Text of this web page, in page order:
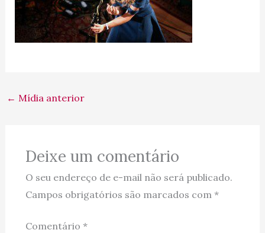
← Mídia anterior
Deixe um comentário
O seu endereço de e-mail não será publicado.
Campos obrigatórios são marcados com *
Comentário *